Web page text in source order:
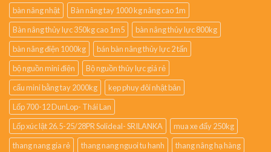
bàn nâng nhật
Bàn nâng tay 1000 kg nâng cao 1m
Bàn nâng thủy lực 350kg cao 1m5
bàn nâng thủy lực 800kg
bàn nâng điện 1000kg
bán bàn nâng thủy lực 2 tấn
bộ nguồn mini điện
Bộ nguồn thủy lực giá rẻ
cẩu mini bằng tay 2000kg
kẹp phuy đôi nhật bản
Lốp 700-12 DunLop- Thái Lan
Lốp xúc lật 26.5-25/28PR Solideal- SRILANKA
mua xe đẩy 250kg
thang nang gia rẻ
thang nang nguoi tu hanh
thang nâng hạ hàng